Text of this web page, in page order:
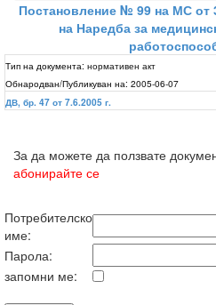
Постановление № 99 на МС от
на Наредба за
Тип на документа: нормативен акт
Обнародван/Публикуван на: 2005-06-07
ДВ, бр. 47 от 7.6.2005 г.
За да можете да ползвате
абонирайте се
Потребителско
име:
Парола:
запомни ме: